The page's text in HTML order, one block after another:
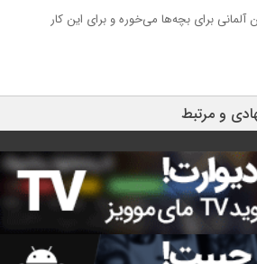
آلمانی برای بچه‌ها می‌خوره و برای این کار
و مرتبط